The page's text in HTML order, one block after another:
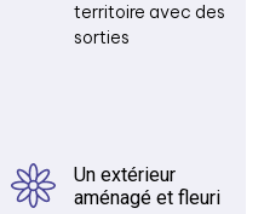
territoire avec des
sorties
Un extérieur
aménagé et fleuri